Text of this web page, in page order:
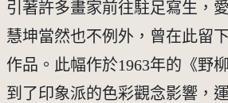
引著許多畫家前往駐足寫生，
慧坤當然也不例外，曾在此留
作品。此幅作於1963年的《野
到了印象派的色彩觀念影響，